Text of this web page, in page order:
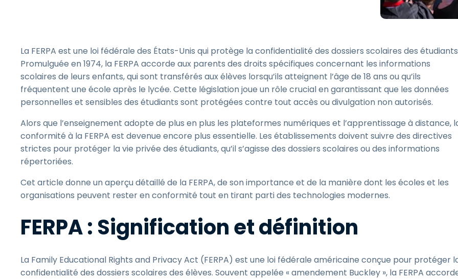
Assistance sur le terrain
Travail à distance avec
Wacom
Accès virtuel aux salles
informatiques
Sécurité des points
Voir tous les besoins
Voir tous
d’activité
La FERPA est une loi fédérale des États-Unis qui protège la confidentialité des dossiers scolaires des
Promulguée en 1974, la FERPA accorde aux parents des droits spécifiques concernant les informations
scolaires de leurs enfants, qui sont transférés aux élèves lorsqu’ils atteignent l’âge de 18 ans ou qu’ils
fréquentent une école après le lycée. Cette législation joue un rôle crucial en garantissant que les données
personnelles et sensibles des étudiants sont protégées contre tout accès ou divulgation non autorisés.
Alors que l’enseignement adopte de plus en plus les plateformes numériques et l’apprentissage à distance,
conformité à la FERPA est devenue encore plus essentielle. Les établissements doivent suivre des directives
strictes pour protéger la vie privée des étudiants, qu’il s’agisse des dossiers scolaires ou des informations
répertoriées.
Cet article donne un aperçu détaillé de la FERPA, de son importance et de la manière dont les écoles et les
organisations peuvent rester en conformité tout en tirant parti des technologies modernes.
FERPA : Signification et définition
La Family Educational Rights and Privacy Act (FERPA) est une loi fédérale américaine conçue pour protéger
confidentialité des dossiers scolaires des élèves. Souvent appelée « amendement Buckley », la FERPA